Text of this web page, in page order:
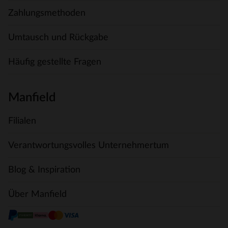
Zahlungsmethoden
Umtausch und Rückgabe
Häufig gestellte Fragen
Manfield
Filialen
Verantwortungsvolles Unternehmertum
Blog & Inspiration
Über Manfield